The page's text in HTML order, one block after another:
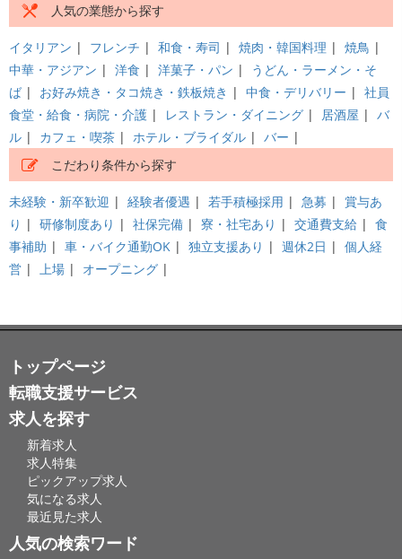
人気の業態から探す
イタリアン | フレンチ | 和食・寿司 | 焼肉・韓国料理 | 焼鳥 |
中華・アジアン | 洋食 | 洋菓子・パン |
うどん・ラーメン・そ
ば | お好み焼き・タコ焼き・鉄板焼き | 中食・デリバリー | 社員
食堂・給食・病院・介護 | レストラン・ダイニング | 居酒屋 | バ
ル | カフェ・喫茶 | ホテル・ブライダル | バー |
こだわり条件から探す
未経験・新卒歓迎 | 経験者優遇 | 若手積極採用 | 急募 | 賞与あ
り | 研修制度あり | 社保完備 | 寮・社宅あり | 交通費支給 | 食
事補助 | 車・バイク通勤OK | 独立支援あり | 週休2日 | 個人経
営 | 上場 | オープニング |
トップページ
転職支援サービス
求人を探す
新着求人
求人特集
ピックアップ求人
気になる求人
最近見た求人
人気の検索ワード